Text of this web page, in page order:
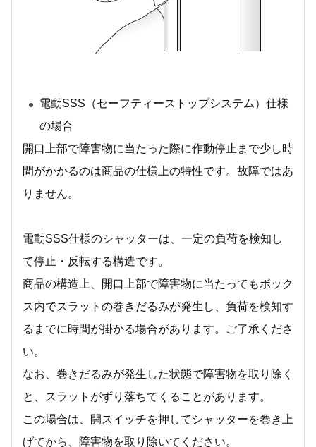
電動SSS（セーフティーストップシステム）仕様
の場合
開口上部で障害物に当たった際に作動停止まで少し時
間がかかるのは商品の仕様上の特性です。故障ではあ
りません。
電動SSS仕様のシャッターは、一定の負荷を検知し
て停止・反転する構造です。
商品の構造上、開口上部で障害物に当たってもボック
ス内でスラットの巻きだるみが発生し、負荷を検知す
るまでに時間が掛かる場合があります。ご了承くださ
い。
なお、巻きだるみが発生した状態で障害物を取り除く
と、スラットがずり落ちてくることがあります。
この場合は、開スイッチを押してシャッターを巻き上
げてから、障害物を取り除いてください。